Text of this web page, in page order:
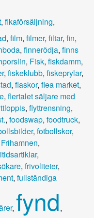
, fikaförsäljning,
, film, filmer, filtar, fin,
, finnerödja, finns
, Fisk, fiskdamm,
, fiskeklubb, fiskeprylar,
, flaskor, flea market,
, flertalet säljare med
, flyttrensning,
, foodswap, foodtruck,
, fotbollskor,
Frihamnen,
,
, frivoliteter,
, fullständiga
, fynd,